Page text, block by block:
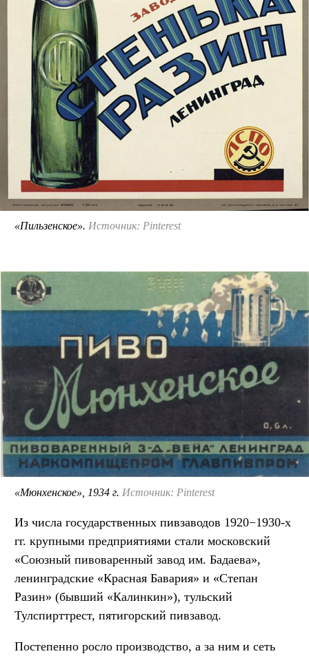
«Пильзенское». Источник: Pinterest
«Мюнхенское», 1934 г. Источник: Pinterest
Из числа государственных пивзаводов 1920−1930-х
гг. крупными предприятиями стали московский
«Союзный пивоваренный завод им. Бадаева»,
ленинградские «Красная Бавария» и «Степан
Разин» (бывший «Калинкин»), тульский
Тулспирттрест, пятигорский пивзавод.
Постепенно росло производство, а за ним и сеть